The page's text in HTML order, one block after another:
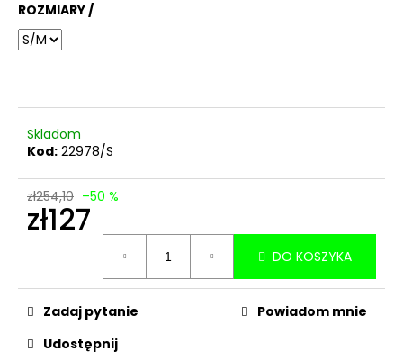
ROZMIARY /
Skladom
Kod: 22978/S
zł254,10 –50 %
zł127
DO KOSZYKA
Zadaj pytanie
Powiadom mnie
Udostępnij